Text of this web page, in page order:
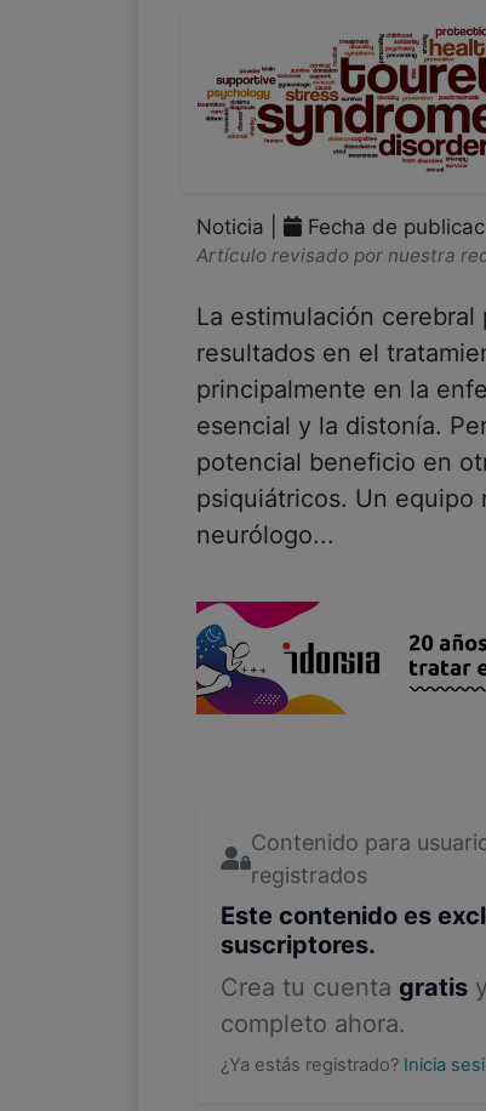
Noticia | Fecha de
Artículo revisado por nuestra
La estimulación
resultados en el
principalmente en la
esencial y la distonía.
potencial beneficio en
psiquiátricos. Un equipo
neurólogo...
Contenido para
registrados
Este contenido es
suscriptores.
Crea tu cuenta gratis
completo ahora.
¿Ya estás registrado? Inicia